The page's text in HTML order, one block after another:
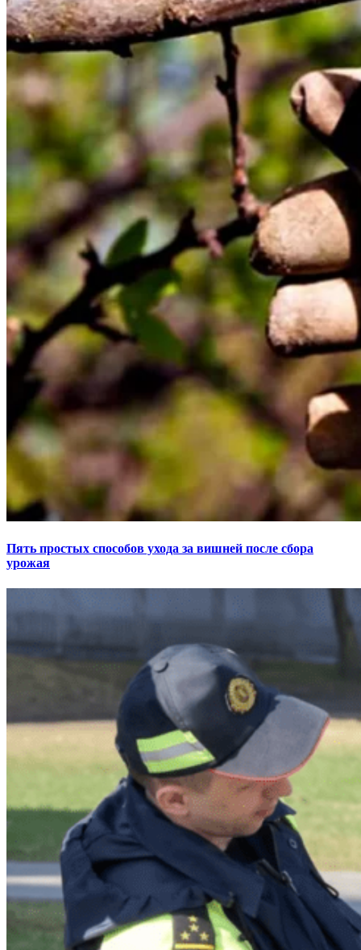
Пять простых способов ухода за вишней после сбора
урожая